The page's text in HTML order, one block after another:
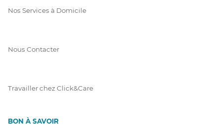
Nos Services à Domicile
Nous Contacter
Travailler chez Click&Care
BON À SAVOIR